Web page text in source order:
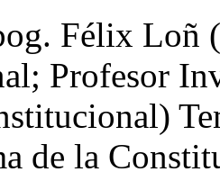
Félix Loñ
Profesor
de la